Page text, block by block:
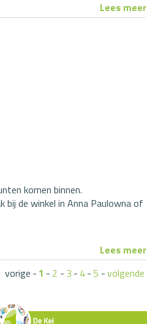
Lees meer
komen binnen.
bij de winkel in Anna Paulowna of
Lees meer
vorige - 1 - 2 - 3 - 4-5 -volgende